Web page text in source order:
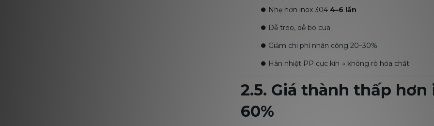
⏺️ Nhẹ hơn inox 304 4–6 lần
⏺️ Dễ treo, dễ bo cua
⏺️ Giảm chi phí nhân công 20–30%
⏺️ Hàn nhiệt PP cực kín → không rò hóa chất
2.5. Giá thành thấp
60%